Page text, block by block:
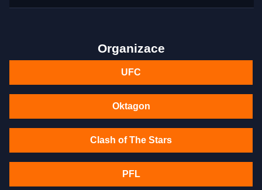
Organizace
UFC
Oktagon
Clash of The Stars
PFL